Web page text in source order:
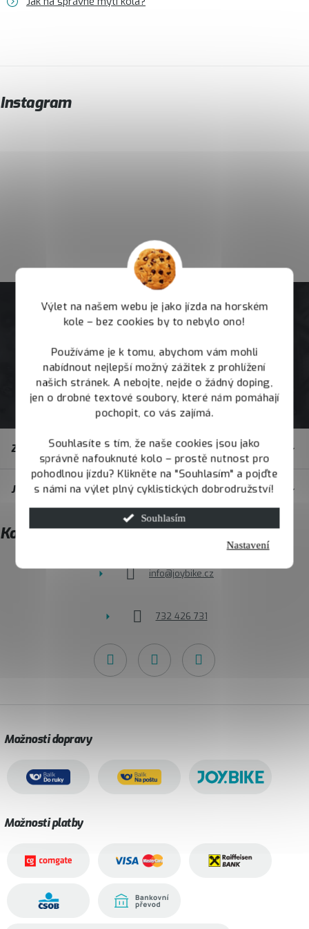
Výlet na našem webu je jako jízda na horském
kole – bez cookies by to nebylo ono!
Používáme je k tomu, abychom vám mohli
nabídnout nejlepší možný zážitek z prohlížení
našich stránek. A nebojte, nejde o žádný doping,
jen o drobné textové soubory, které nám pomáhají
pochopit, co vás zajímá.
Souhlasíte s tím, že naše cookies jsou jako
správně nafouknuté kolo – prostě nutnost pro
pohodlnou jízdu? Klikněte na "Souhlasím" a pojďte
s námi na výlet plný cyklistických dobrodružství!
Souhlasím
Nastavení
Instagram
t
í
Zákaznický servis
JOY.BIKE
Kontakt
info@joybike.cz
732 426 731
Možnosti dopravy
Možnosti platby